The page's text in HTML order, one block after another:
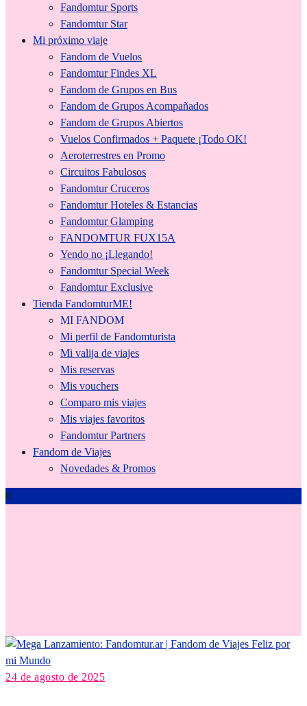
Fandomtur Sports
Fandomtur Star
Mi próximo viaje
Fandom de Vuelos
Fandomtur Findes XL
Fandom de Grupos en Bus
Fandom de Grupos Acompañados
Fandom de Grupos Abiertos
Vuelos Confirmados + Paquete ¡Todo OK!
Aeroterrestres en Promo
Circuitos Fabulosos
Fandomtur Cruceros
Fandomtur Hoteles & Estancias
Fandomtur Glamping
FANDOMTUR FUX15A
Yendo no ¡Llegando!
Fandomtur Special Week
Fandomtur Exclusive
Tienda FandomturME!
MI FANDOM
Mi perfil de Fandomturista
Mi valija de viajes
Mis reservas
Mis vouchers
Comparo mis viajes
Mis viajes favoritos
Fandomtur Partners
Fandom de Viajes
Novedades & Promos
0
24 de agosto de 2025